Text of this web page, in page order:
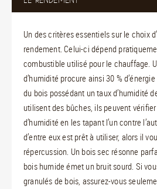
Un des critères essentiels sur le choix
rendement. Celui-ci dépend
combustible utilisé pour le chauffage.
d’humidité procure ainsi 30 %
du bois possédant un taux d’humidité
utilisent des bûches, ils peuvent
d’humidité en les tapant l’un contre
d’entre eux est prêt à utiliser, alors il
répercussion. Un bois sec résonne
bois humide émet un bruit sourd. Si
granulés de bois, assurez-vous